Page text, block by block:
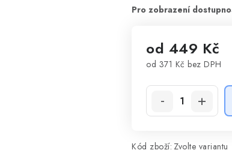
od 449 Kč
od 371 Kč bez DPH
Kód zboží: Zvolte variantu